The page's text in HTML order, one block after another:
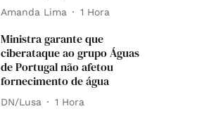
Amanda Lima 1 Hora
Ministra garante que
ciberataque ao grupo Águas
de Portugal não afetou
fornecimento de água
DN/Lusa 1 Hora